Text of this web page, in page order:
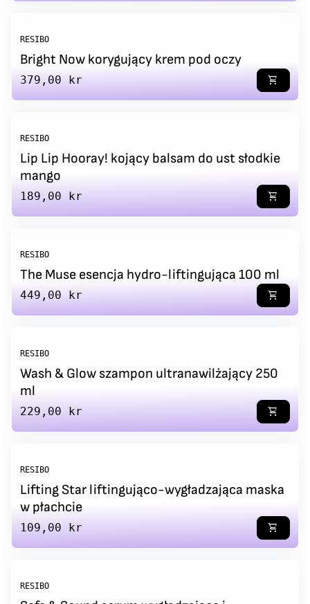
RESIBO
Bright Now korygujący krem pod oczy
Regular price
379,00 kr shopping_cart
RESIBO
Lip Lip Hooray! kojący balsam do ust słodkie
mango
Regular price
189,00 kr shopping_cart
RESIBO
The Muse esencja hydro-liftingująca 100 ml
Regular price
449,00 kr shopping_cart
RESIBO
Wash & Glow szampon ultranawilżający 250
ml
Regular price
229,00 kr shopping_cart
RESIBO
Lifting Star liftingująco-wygładzająca maska
w płachcie
Regular price
109,00 kr shopping_cart
RESIBO